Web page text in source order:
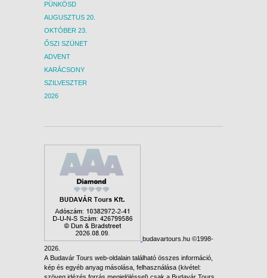
PÜNKÖSD
AUGUSZTUS 20.
OKTÓBER 23.
ŐSZI SZÜNET
ADVENT
KARÁCSONY
SZILVESZTER
2026
budavartours.hu ©1998-
2026.
A Budavár Tours web-oldalain található összes információ,
kép és egyéb anyag másolása, felhasználása (kivétel: